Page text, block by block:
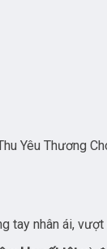
Yêu Thương
tay nhân ái,